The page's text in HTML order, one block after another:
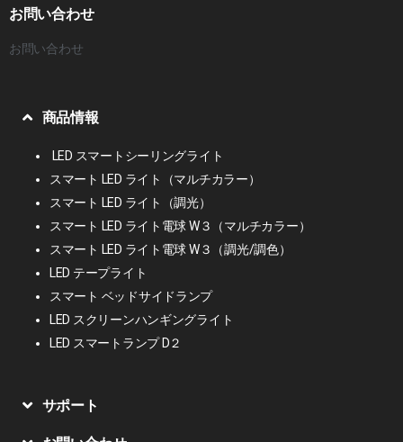
お問い合わせ
お問い合わせ
商品情報
LED スマートシーリングライト
スマート LED ライト（マルチカラー）
スマート LED ライト（調光）
スマート LED ライト電球 W３（マルチカラー）
スマート LED ライト電球 W３（調光/調色）
LED テープライト
スマート ベッドサイドランプ
LED スクリーンハンギングライト
LED スマートランプ D２
サポート